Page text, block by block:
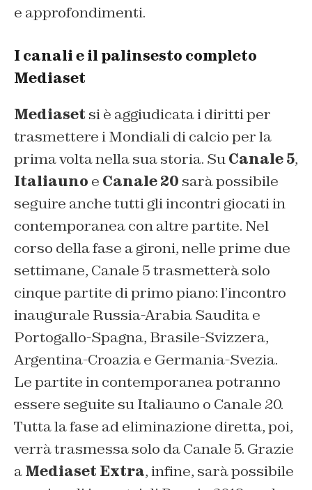
e approfondimenti.
I canali e il palinsesto completo
Mediaset
Mediaset si è aggiudicata i diritti per
trasmettere i Mondiali di calcio per la
prima volta nella sua storia. SuCanale 5,
Italiauno e Canale 20 sarà possibile
seguire anche tutti gli incontri giocati in
contemporanea con altre partite. Nel
corso della fase a gironi, nelle prime due
settimane, Canale 5 trasmetterà solo
cinque partite di primo piano: l’incontro
inaugurale Russia-Arabia Saudita e
Portogallo-Spagna, Brasile-Svizzera,
Argentina-Croazia e Germania-Svezia.
Le partite in contemporanea potranno
essere seguite su Italiauno o Canale 20.
Tutta la fase ad eliminazione diretta, poi,
verrà trasmessa solo da Canale 5. Grazie
aMediaset Extra, infine, sarà possibile